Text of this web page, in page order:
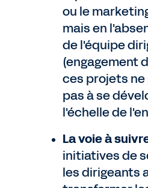
ou le
mais en
de l'équipe
(engagement
ces projets
pas à se
l'échelle de
La voie à
initiatives de
les dirigeants